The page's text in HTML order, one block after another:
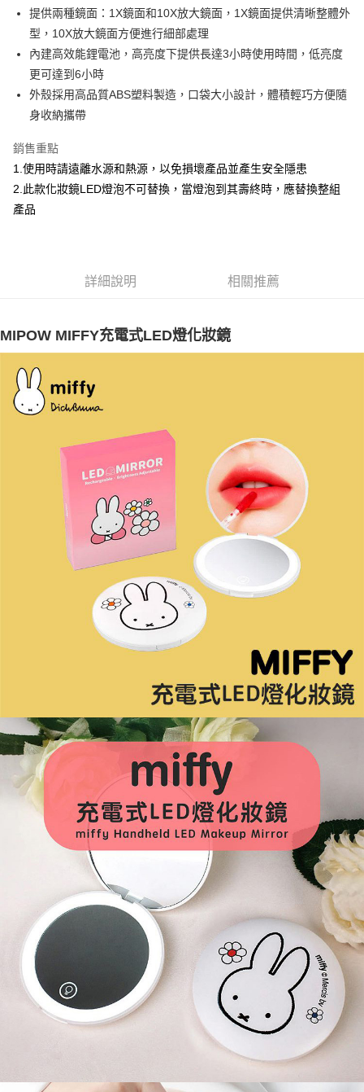
全家取貨付款
每筆NT$85，滿NT$999(含以上)免運費
付款後全家取貨
付款後萊爾富取貨
7-11取貨付款
每筆NT$85，滿NT$999(含以上)免運費
提供兩種鏡面：1X鏡面和10X放大鏡面，1X鏡面提供清晰整體外
型，10X放大鏡面方便進行細部處理
內建高效能鋰電池，高亮度下提供長達3小時使用時間，低亮度
更可達到6小時
外殼採用高品質ABS塑料製造，口袋大小設計，體積輕巧方便隨
身收納攜帶
銷售重點
1.使用時請遠離水源和熱源，以免損壞產品並產生安全隱患
2.此款化妝鏡LED燈泡不可替換，當燈泡到其壽終時，應替換整組
產品
詳細說明 相關推薦
MIPOW MIFFY充電式LED燈化妝鏡